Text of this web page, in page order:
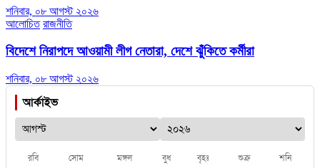
শনিবার, ০৮ আগস্ট ২০২৬
আলোচিত রাজনীতি
বিদেশে নিরাপদে আওয়ামী লীগ নেতারা, দেশে ঝুঁকিতে কর্মীরা
শনিবার, ০৮ আগস্ট ২০২৬
আর্কাইভ
রবি সোম মঙ্গল বুধ বৃহঃ শুক্র শনি